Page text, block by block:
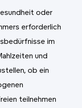
oder
erforderlich
im
und
ob ein
teilnehmen